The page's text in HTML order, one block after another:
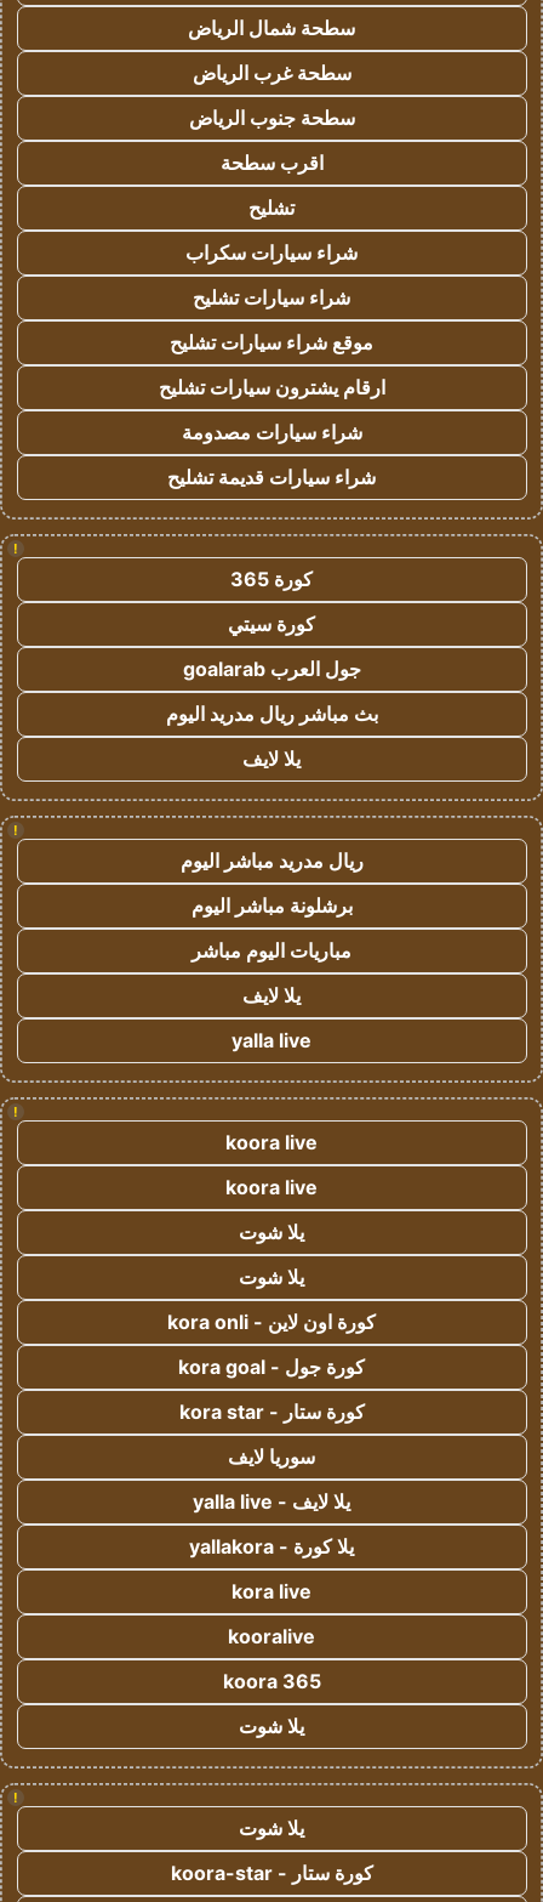
سطحة شمال الرياض
سطحة غرب الرياض
سطحة جنوب الرياض
اقرب سطحة
تشليح
شراء سيارات سكراب
شراء سيارات تشليح
موقع شراء سيارات تشليح
ارقام يشترون سيارات تشليح
شراء سيارات مصدومة
شراء سيارات قديمة تشليح
!
كورة 365
كورة سيتي
جول العرب goalarab
بث مباشر ريال مدريد اليوم
يلا لايف
!
ريال مدريد مباشر اليوم
برشلونة مباشر اليوم
مباريات اليوم مباشر
يلا لايف
yalla live
!
koora live
koora live
يلا شوت
يلا شوت
كورة اون لاين - kora onli
كورة جول - kora goal
كورة ستار - kora star
سوريا لايف
يلا لايف - yalla live
يلا كورة - yallakora
kora live
kooralive
koora 365
يلا شوت
!
يلا شوت
كورة ستار - koora-star